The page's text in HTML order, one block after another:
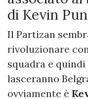
di Kevin
Il Partizan
rivoluzionare
squadra e
lasceranno
ovviamente è